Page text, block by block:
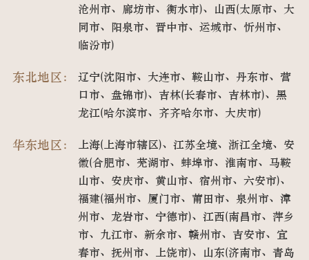
沧州市、廊坊市、衡水市)、山西(太原市、大
同市、阳泉市、晋中市、运城市、忻州市、
临汾市)
东北地区：
辽宁(沈阳市、大连市、鞍山市、丹东市、营
口市、盘锦市)、吉林(长春市、吉林市)、黑
龙江(哈尔滨市、齐齐哈尔市、大庆市)
华东地区：
上海(上海市辖区)、江苏全境、浙江全境、安
徽(合肥市、芜湖市、蚌埠市、淮南市、马鞍
山市、安庆市、黄山市、宿州市、六安市)、
福建(福州市、厦门市、莆田市、泉州市、漳
州市、龙岩市、宁德市)、江西(南昌市、萍乡
市、九江市、新余市、赣州市、吉安市、宜
春市、抚州市、上饶市)、山东(济南市、青岛